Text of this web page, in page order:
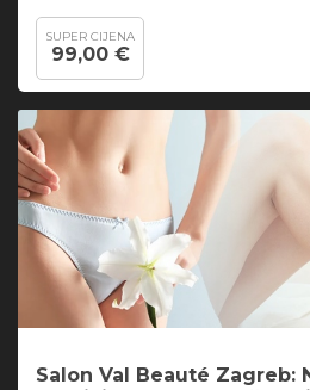
SUPER CIJENA
99,00 €
Salon Val Beauté Zagreb: